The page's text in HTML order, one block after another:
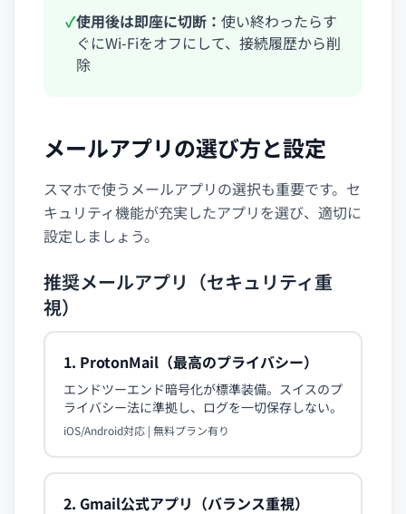
✓使用後は即座に切断： 使い終わったらす
ぐにWi-Fiをオフにして、接続履歴から削
除
メールアプリの選び方と設定
スマホで使うメールアプリの選択も重要です。セ
キュリティ機能が充実したアプリを選び、適切に
設定しましょう。
推奨メールアプリ（セキュリティ重
視）
1. ProtonMail（最高のプライバシー）
エンドツーエンド暗号化が標準装備。スイスのプ
ライバシー法に準拠し、ログを一切保存しない。
iOS/Android対応 | 無料プラン有り
2. Gmail公式アプリ（バランス重視）